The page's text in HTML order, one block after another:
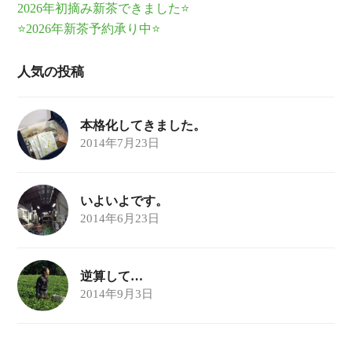
2026年初摘み新茶できました⭐
⭐2026年新茶予約承り中⭐
人気の投稿
本格化してきました。
2014年7月23日
いよいよです。
2014年6月23日
逆算して…
2014年9月3日